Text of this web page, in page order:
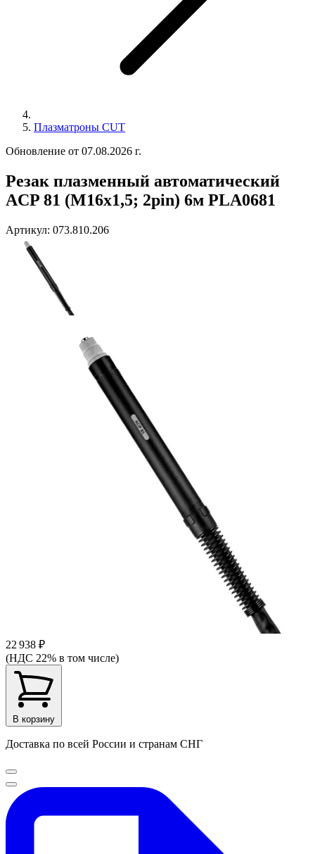
Плазматроны CUT
Обновление от 07.08.2026 г.
Резак плазменный автоматический
ACP 81 (M16x1,5; 2pin) 6м PLA0681
Артикул: 073.810.206
22 938 ₽
(НДС 22% в том числе)
В корзину
Доставка по всей России и странам СНГ